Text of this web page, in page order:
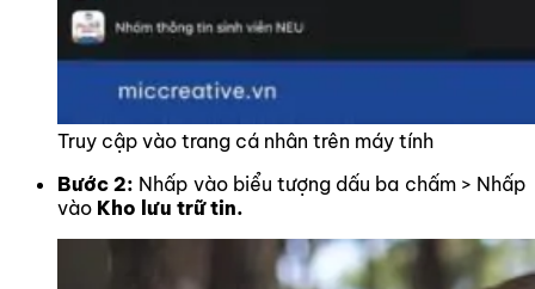
Truy cập vào trang cá nhân trên máy tính
Bước 2: Nhấp vào biểu tượng dấu ba chấm > Nhấp
vào Kho lưu trữ tin.